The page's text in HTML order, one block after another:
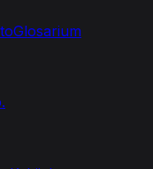
Glosarium